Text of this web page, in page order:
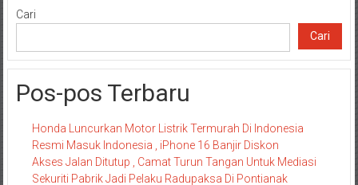
Cari
Cari
Pos-pos Terbaru
Honda Luncurkan Motor Listrik Termurah Di Indonesia
Resmi Masuk Indonesia , iPhone 16 Banjir Diskon
Akses Jalan Ditutup , Camat Turun Tangan Untuk Mediasi
Sekuriti Pabrik Jadi Pelaku Radupaksa Di Pontianak